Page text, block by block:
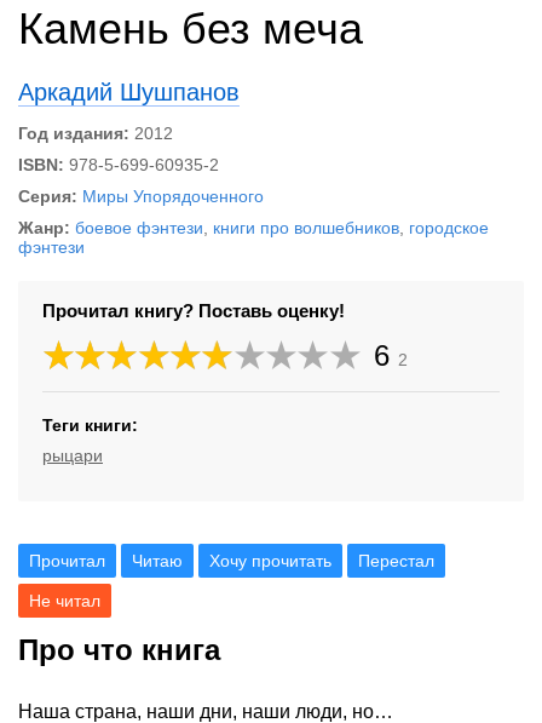
Камень без меча
Аркадий Шушпанов
Год издания: 2012
ISBN: 978-5-699-60935-2
Серия: Миры Упорядоченного
Жанр: боевое фэнтези книги про волшебников городское
фэнтези
Прочитал книгу? Поставь оценку!
6 2
Теги книги:
рыцари
Прочитал Читаю Хочу прочитать Перестал
Не читал
Про что книга
Наша страна, наши дни, наши люди, но…